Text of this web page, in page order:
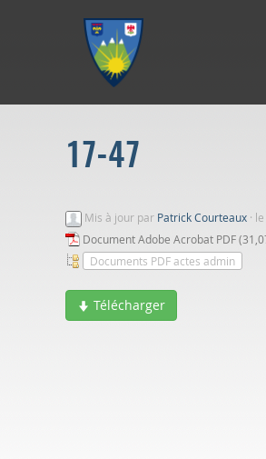
17-47
Mis à jour par Patrick Courteaux ·
Document Adobe Acrobat PDF
Documents PDF actes admin
Télécharger